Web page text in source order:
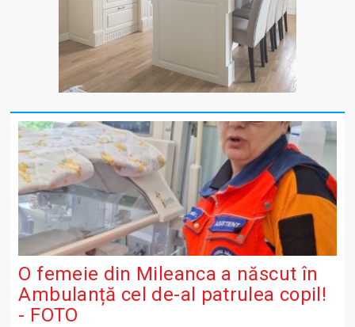
O femeie din Mileanca a născut în
Ambulanță cel de-al patrulea copil!
- FOTO